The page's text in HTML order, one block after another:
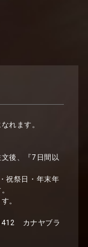
れます。
後、『7日間以
祝祭日・年末年
。
カナヤブラ